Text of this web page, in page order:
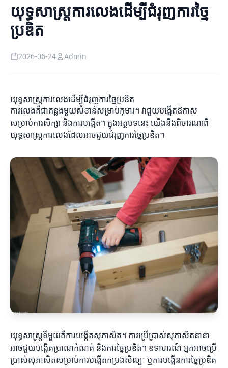
យុទ្ធសាស្ត្រការលេងដើម្បីជំរុញការច្នៃ
ប្រឌិត
2026-06-24 Admin
យុទ្ធសាស្ត្រការលេងដើម្បីជំរុញការច្នៃប្រឌិត
ការលេងគឺជាគន្លងមួយសំខាន់សម្រាប់កុមារ។ វាជួយបង្កើតឱកាស
សម្រាប់ការសិក្សា និងការបង្កើត។ ក្នុងអត្ថបទនេះ យើងនឹងពិចារណាពី
យុទ្ធសាស្ត្រការលេងដែលអាចជួយជំរុញការច្នៃប្រឌិត។
យុទ្ធសាស្ត្រទីមួយគឺការបង្កើតសុភាសិត។ ការប្រើប្រាស់សុភាសិតនានា
អាចជួយបង្កើតប្រាណកំណត់ និងការច្នៃប្រឌិត។ ឧទាហរណ៍ អ្នកអាចប្រើ
ប្រាស់សុភាសិតសម្រាប់ការបង្កើតកម្រងសិល្បៈ ឬការបង្កើនការច្នៃប្រឌិត